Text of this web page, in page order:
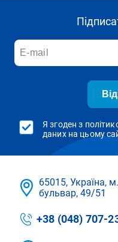
Я згоден з
даних на цьому
65015, Україна,
бульвар, 49/51
+38 (048) 707-